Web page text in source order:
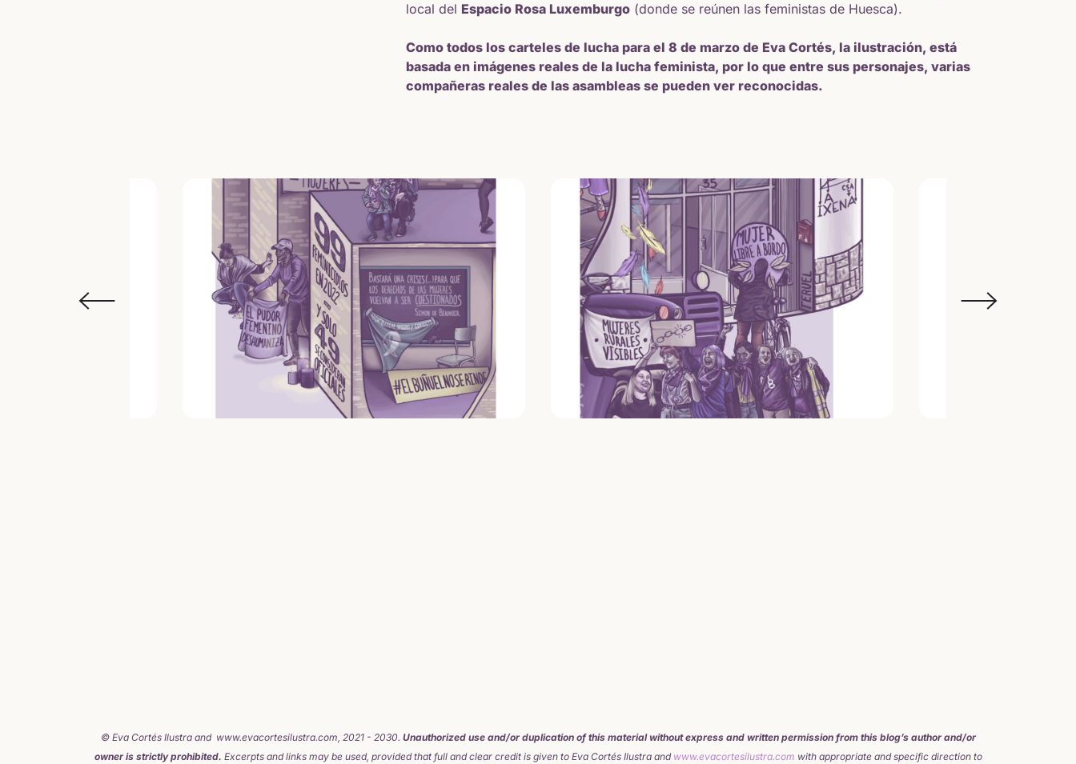
local del Espacio Rosa Luxemburgo(donde se reúnen las feministas de Huesca).
Como todos los carteles de lucha para el 8 de marzo de Eva Cortés, la ilustración, está
basada en imágenes reales de la lucha feminista, por lo que entre sus personajes, varias
compañeras reales de las asambleas se pueden ver reconocidas.
© Eva Cortés Ilustra and www.evacortesilustra.com, 2021 - 2030. Unauthorized use and/or duplication of this material without express and written permission from this blog’s author and/or
owner is strictly prohibited. Excerpts and links may be used, provided that full and clear credit is given to Eva Cortés Ilustra and www.evacortesilustra.com with appropriate and specific direction to